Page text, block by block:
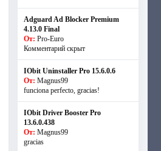
Adguard Ad Blocker Premium
4.13.0 Final
От: Pro-Euro
Комментарий скрыт
IObit Uninstaller Pro 15.6.0.6
От: Magnus99
funciona perfecto, gracias!
IObit Driver Booster Pro
13.6.0.438
От: Magnus99
gracias